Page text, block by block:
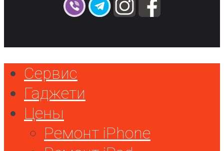
Сервис
Гаджети
Цены
Ремонт iPhone